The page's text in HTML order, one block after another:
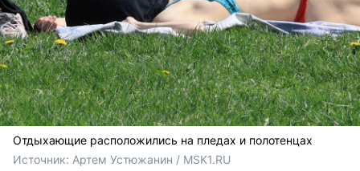
Отдыхающие расположились на пледах и полотенцах
Источник: Артем Устюжанин / MSK1.RU